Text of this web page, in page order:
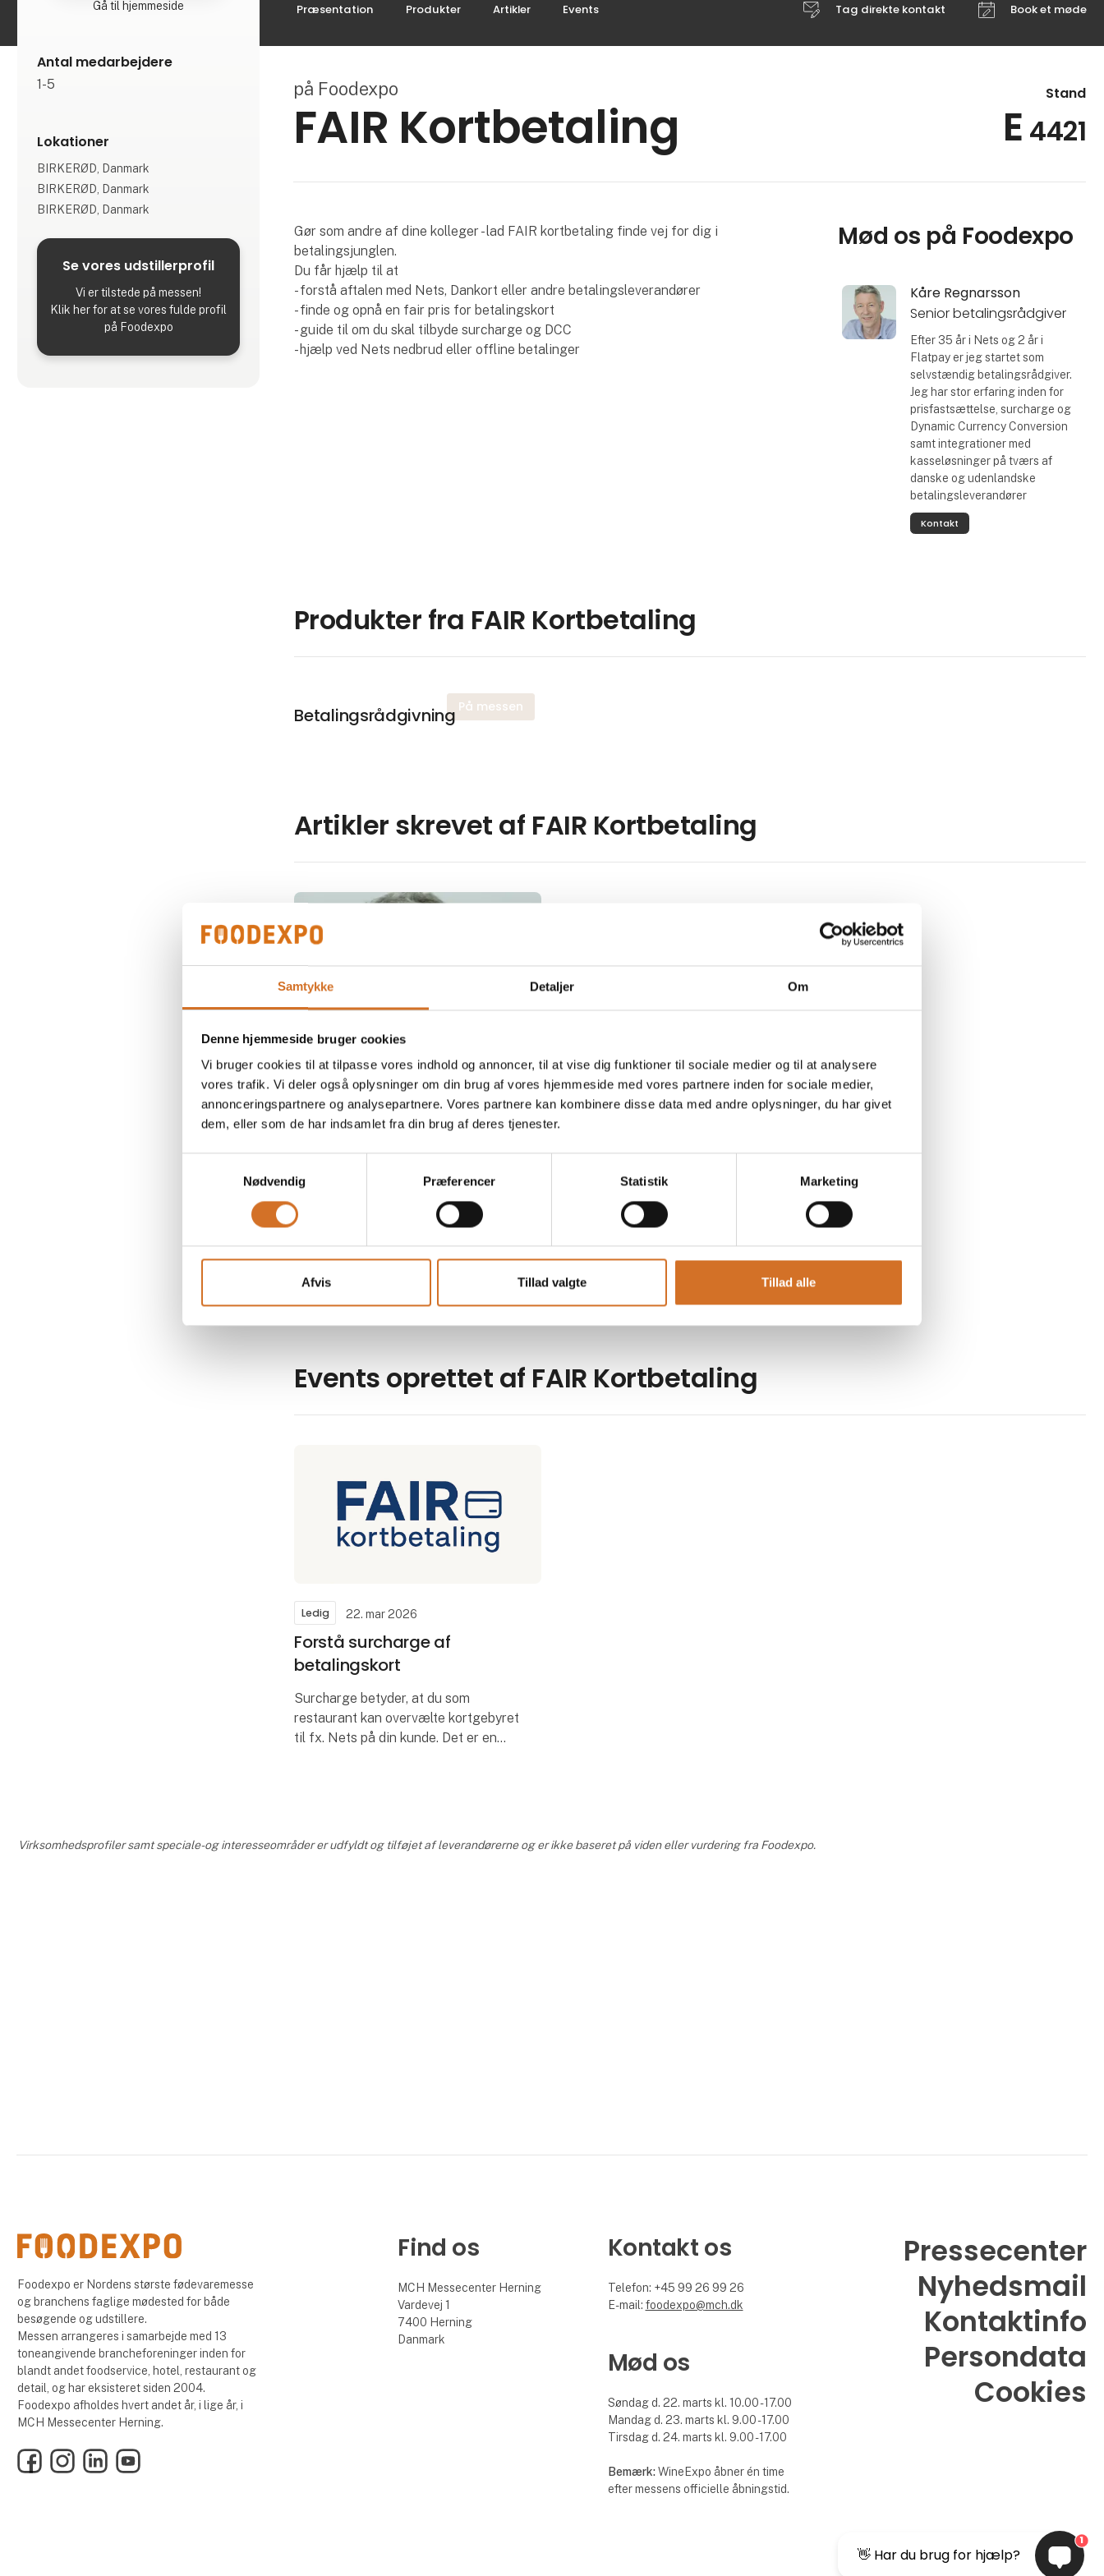
Samtykke Detaljer Om
Denne hjemmeside bruger cookies
Vi bruger cookies til at tilpasse vores indhold og annoncer, til at vise dig funktioner til sociale medier og til at analysere
vores trafik. Vi deler også oplysninger om din brug af vores hjemmeside med vores partnere inden for sociale medier,
annonceringspartnere og analysepartnere. Vores partnere kan kombinere disse data med andre oplysninger, du har givet
dem, eller som de har indsamlet fra din brug af deres tjenester.
Nødvendig
Præferencer Statistik Marketing
Afvis Tillad valgte Tillad alle
Præsentation Produkter Artikler Events Tag direkte kontakt Book et møde
Gå til hjemmeside
Antal medarbejdere
1-5
Lokationer
BIRKERØD, Danmark
BIRKERØD, Danmark
BIRKERØD, Danmark
Se vores udstillerprofil
Vi er tilstede på messen!
Klik her for at se vores fulde profil
på Foodexpo
på Foodexpo
FAIR Kortbetaling
Stand
E 4421
Gør som andre af dine kolleger - lad FAIR kortbetaling finde vej for dig i
betalingsjunglen.
Du får hjælp til at
- forstå aftalen med Nets, Dankort eller andre betalingsleverandører
- finde og opnå en fair pris for betalingskort
- guide til om du skal tilbyde surcharge og DCC
- hjælp ved Nets nedbrud eller offline betalinger
Mød os på Foodexpo
Kåre Regnarsson
Senior betalingsrådgiver
Efter 35 år i Nets og 2 år i
Flatpay er jeg startet som
selvstændig betalingsrådgiver.
Jeg har stor erfaring inden for
prisfastsættelse, surcharge og
Dynamic Currency Conversion
samt integrationer med
kasseløsninger på tværs af
danske og udenlandske
betalingsleverandører
Kontakt
Produkter fra FAIR Kortbetaling
På messen
Betalingsrådgivning
Artikler skrevet af FAIR Kortbetaling
Fair kortbetaling
Sparet er tjent. Og du kan helt sikkert
spare et pænt beløb på din aftale om
betalingskort.
Priserne for visa og mastercard er
Events oprettet af FAIR Kortbetaling
Ledig 22. mar 2026
Forstå surcharge af
betalingskort
Surcharge betyder, at du som
restaurant kan overvælte kortgebyret
til fx. Nets på din kunde. Det er en
Virksomhedsprofiler samt speciale- og interesseområder er udfyldt og tilføjet af leverandørerne og er ikke baseret på viden eller vurdering fra Foodexpo.
Foodexpo er Nordens største fødevaremesse
og branchens faglige mødested for både
besøgende og udstillere.
Messen arrangeres i samarbejde med 13
toneangivende brancheforeninger inden for
blandt andet foodservice, hotel, restaurant og
detail, og har eksisteret siden 2004.
Foodexpo afholdes hvert andet år, i lige år, i
MCH Messecenter Herning.
FacebookInstagramLinkedInYouTube
Find os
MCH Messecenter Herning
Vardevej 1
7400 Herning
Danmark
Kontakt os
Telefon: +45 99 26 99 26
E-mail: foodexpo@mch.dk
Mød os
Søndag d. 22. marts kl. 10.00 - 17.00
Mandag d. 23. marts kl. 9.00 - 17.00
Tirsdag d. 24. marts kl. 9.00 - 17.00
Bemærk:WineExpo åbner én time
efter messens officielle åbningstid.
Pressecenter
Nyhedsmail
Kontaktinfo
Persondata
Cookies
👋 Har du brug for hjælp?
1